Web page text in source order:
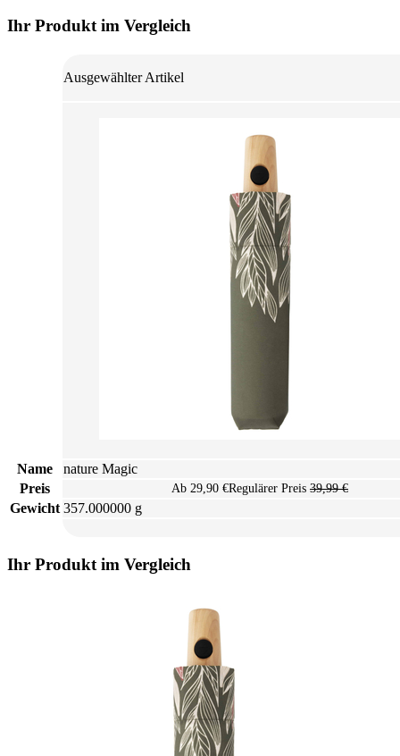
Ihr Produkt im Vergleich
Ausgewählter Artikel
Name
nature Magic
Preis
Ab 29,90 €Regulärer Preis 39,99 €
Gewicht 357.000000 g
Ihr Produkt im Vergleich